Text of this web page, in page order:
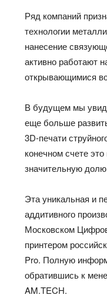
Ряд компаний
технологии
нанесение
активно работают
открывающимися
В будущем мы
еще больше
3D-печати
конечном счете
значительную
Эта уникальная и
аддитивного
Московском
принтером
Pro. Полную
обратившись к
AM.TECH.